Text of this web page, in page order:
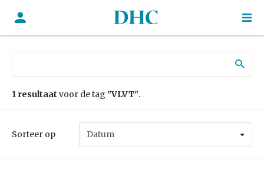
1 resultaat voor de tag "VLVT".
Sorteer op